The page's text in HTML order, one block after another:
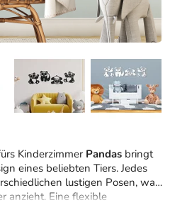
Kinderzimmer Pandas bringt
eines beliebten Tiers. Jedes
lustigen Posen, was
anzieht. Eine flexible